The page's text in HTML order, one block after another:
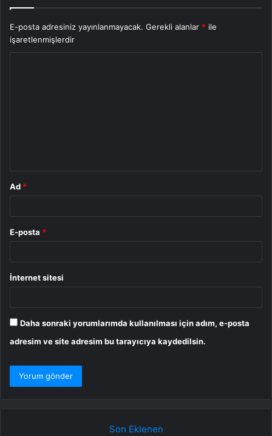
E-posta adresiniz yayınlanmayacak. Gerekli alanlar * ile
işaretlenmişlerdir
Ad *
E-posta *
İnternet sitesi
Daha sonraki yorumlarımda kullanılması için adım, e-posta
adresim ve site adresim bu tarayıcıya kaydedilsin.
Son Eklenen